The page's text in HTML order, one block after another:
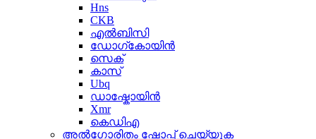
Hns
CKB
എൽബിസി
ഡോഗ്കോയിൻ
സെക്
കാസ്
Ubq
ഡാഷ്കോയിൻ
Xmr
കെഡിഎ
അൽഗോരിതം ഷോപ്പ് ചെയ്യുക